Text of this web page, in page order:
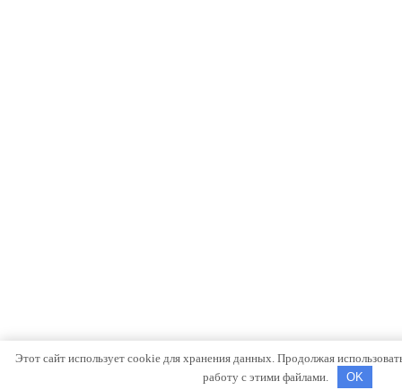
Этот сайт использует cookie для хранения данных. Продолжая
работу с этими файлами.
OK